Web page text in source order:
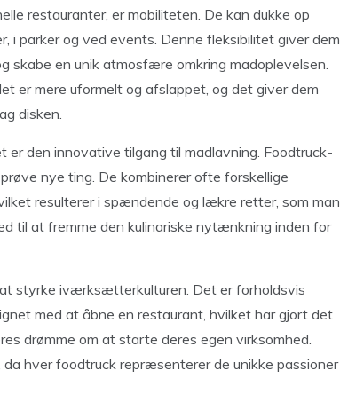
restauranter, er mobiliteten. De kan dukke op
i parker og ved events. Denne fleksibilitet giver dem
skabe en unik atmosfære omkring madoplevelsen.
er mere uformelt og afslappet, og det giver dem
disken.
den innovative tilgang til madlavning. Foodtruck-
nye ting. De kombinerer ofte forskellige
resulterer i spændende og lækre retter, som man
til at fremme den kulinariske nytænkning inden for
styrke iværksætterkulturen. Det er forholdsvis
med at åbne en restaurant, hvilket har gjort det
drømme om at starte deres egen virksomhed.
hver foodtruck repræsenterer de unikke passioner